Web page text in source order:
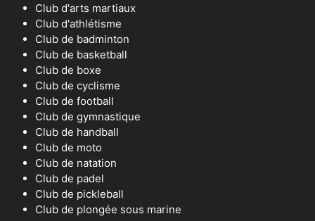
Club d'arts martiaux
Club d'athlétisme
Club de badminton
Club de basketball
Club de boxe
Club de cyclisme
Club de football
Club de gymnastique
Club de handball
Club de moto
Club de natation
Club de padel
Club de pickleball
Club de plongée sous marine